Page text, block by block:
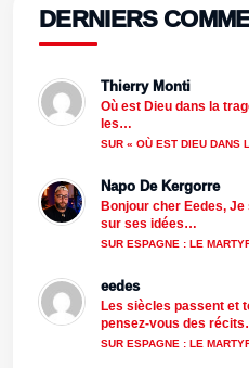
DERNIERS
Thierry Monti
Où est Dieu dans la
les…
SUR « OÙ EST DIEU DANS
Napo De Kergorre
Bonjour cher Eedes,
sur ses idées…
SUR ESPAGNE : LE
eedes
Les siècles passent et
pensez-vous des
SUR ESPAGNE : LE